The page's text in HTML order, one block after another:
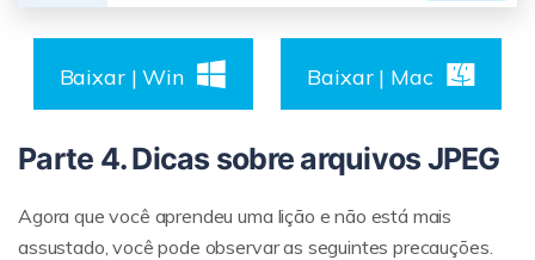
Baixar | Win Baixar | Mac
Parte 4. Dicas sobre arquivos JPEG
Agora que você aprendeu uma lição e não está mais
assustado, você pode observar as seguintes precauções.